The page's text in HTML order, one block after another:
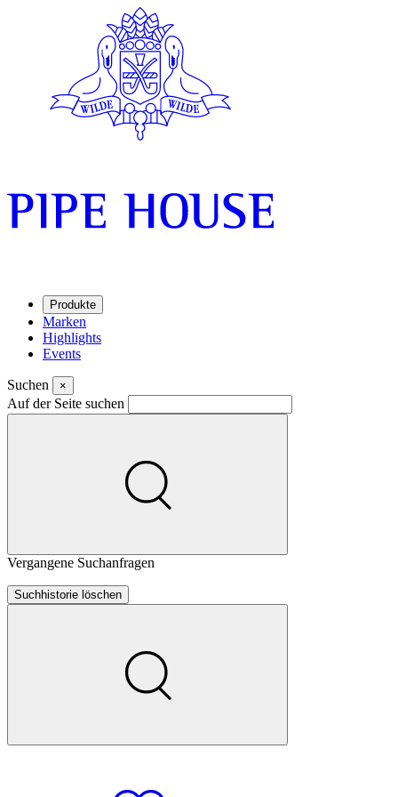
Produkte
Marken
Highlights
Events
Suchen ×
Auf der Seite suchen
Vergangene Suchanfragen
Suchhistorie löschen